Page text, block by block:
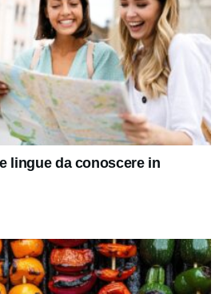
lingue da conoscere in